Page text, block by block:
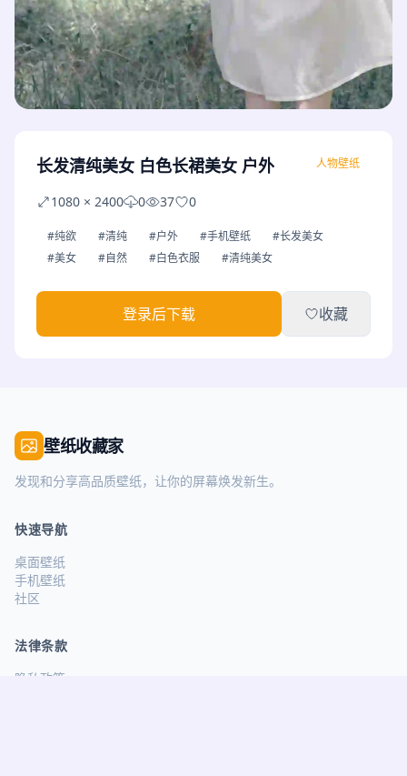
长发清纯美女 白色长裙美女 户外 人物壁纸
1080 × 2400 0 37 0
#纯欲 #清纯 #户外 #手机壁纸
#长发美女
#美女
#自然 #白色衣服 #清纯美女
登录后下载 收藏
壁纸收藏家
发现和分享高品质壁纸，让你的屏幕焕发新生。
快速导航
桌面壁纸
手机壁纸
社区
法律条款
隐私政策